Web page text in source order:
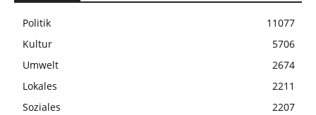
Politik
11077
Kultur
5706
Umwelt
2674
Lokales
2211
Soziales
2207